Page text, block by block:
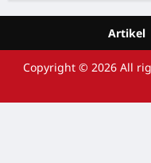
Artikel
Copyright © 2026 All